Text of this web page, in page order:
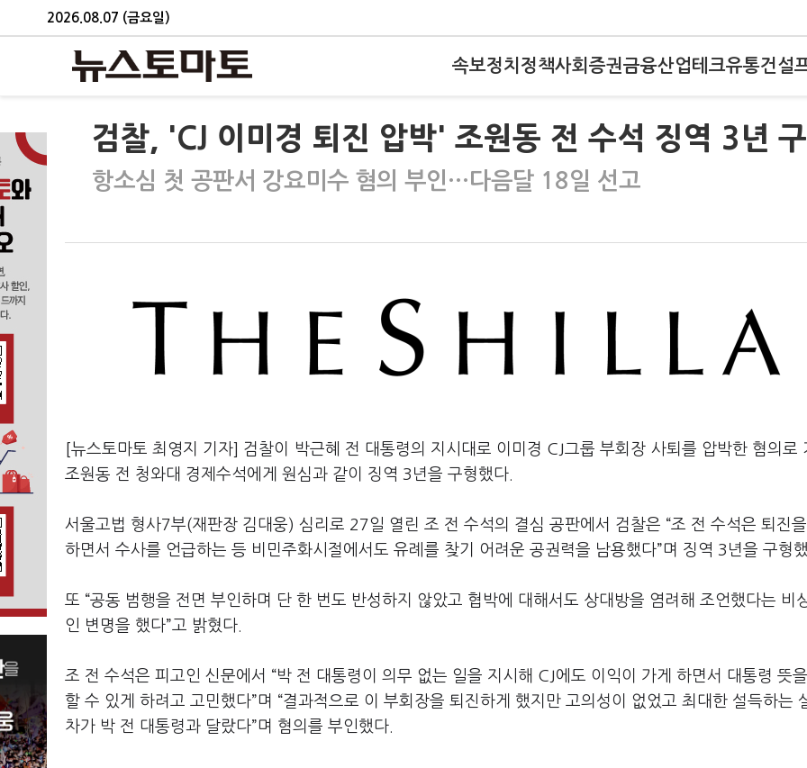
2026.08.07 (금요일)
속보정치 정책사회 증권금융산업테크유통건설
검찰, 'CJ 이미경 퇴진 압박' 조원동 전 수석 징역 3년
항소심 첫 공판서 강요미수 혐의 부인···다음달 18일 선고
[뉴스토마토 최영지 기자] 검찰이 박근혜 전 대통령의 지시대로 이미경 CJ그룹 부회장 사퇴를 압박한 혐의로
조원동 전 청와대 경제수석에게 원심과 같이 징역 3년을 구형했다.
서울고법 형사7부(재판장 김대웅) 심리로 27일 열린 조 전 수석의 결심 공판에서 검찰은 “조 전 수석은 퇴진
하면서 수사를 언급하는 등 비민주화시절에서도 유례를 찾기 어려운 공권력을 남용했다”며 징역 3년을 구형
또 “공동 범행을 전면 부인하며 단 한 번도 반성하지 않았고 협박에 대해서도 상대방을 염려해 조언했다는 비
인 변명을 했다”고 밝혔다.
조 전 수석은 피고인 신문에서 “박 전 대통령이 의무 없는 일을 지시해 CJ에도 이익이 가게 하면서 대통령 뜻
할 수 있게 하려고 고민했다”며 “결과적으로 이 부회장을 퇴진하게 했지만 고의성이 없었고 최대한 설득하는
차가 박 전 대통령과 달랐다”며 혐의를 부인했다.